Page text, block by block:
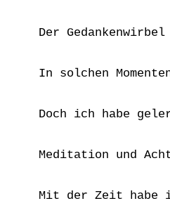
Der
In solchen
Doch ich habe
Meditation und
Mit der Zeit habe